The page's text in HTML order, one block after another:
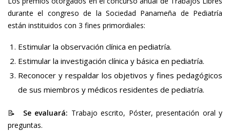
durante el congreso de la Sociedad Panameña de Pediatría
están instituidos con 3 fines primordiales:
Estimular la observación clínica en pediatría.
Estimular la investigación clínica y básica en pediatría.
Reconocer y respaldar los objetivos y fines pedagógicos
de sus miembros y médicos residentes de pediatría.
📝 Se evaluará: Trabajo escrito, Póster, presentación oral y
preguntas.